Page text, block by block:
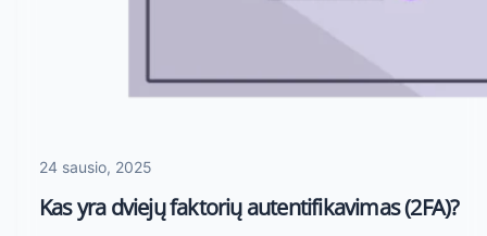
24 sausio, 2025
Kas yra dviejų faktorių autentifikavimas (2FA)?